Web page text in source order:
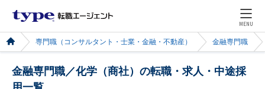
MENU
専門職（コンサルタント・士業・金融・不動産） 金融専門職
金融専門職／化学（商社）の転職・求人・中途採